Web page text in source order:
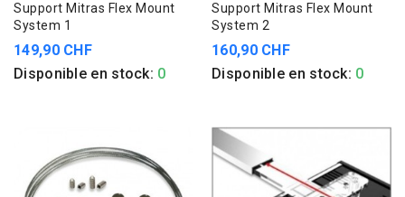
Support Mitras Flex Mount
System 1
149,90 CHF
Disponible en stock: 0
Support Mitras Flex Mount
System 2
160,90 CHF
Disponible en stock: 0